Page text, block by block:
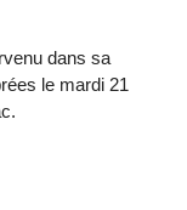
dans sa
le mardi 21